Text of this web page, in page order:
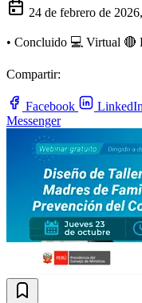
24 de febrero de
• Concluido 💻 Virtual 🔴
Compartir:
Facebook LinkedIn
Messenger